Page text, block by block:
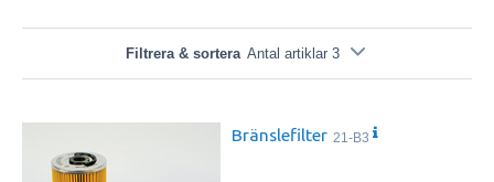
Filtrera & sortera Antal artiklar 3
Bränslefilter 21-B3